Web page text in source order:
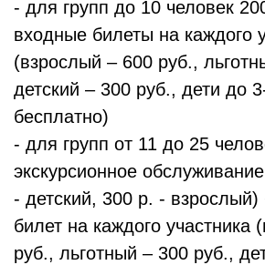
- для групп до 10 человек
входные билеты на каждого
(взрослый – 600 руб.,
детский – 300 руб., дети до
бесплатно)
- для групп от 11 до 25
экскурсионное
- детский, 300 р. - взрослый)
билет на каждого участника
руб., льготный – 300 руб.,